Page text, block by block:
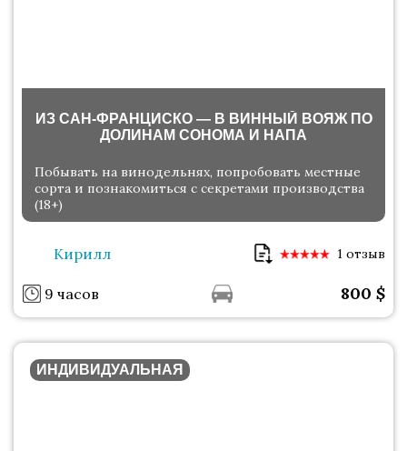
ИЗ САН-ФРАНЦИСКО — В ВИННЫЙ ВОЯЖ ПО
ДОЛИНАМ СОНОМА И НАПА
Побывать на винодельнях, попробовать местные
сорта и познакомиться с секретами производства
(18+)
Кирилл 1 отзыв
9 часов 800 $
ИНДИВИДУАЛЬНАЯ